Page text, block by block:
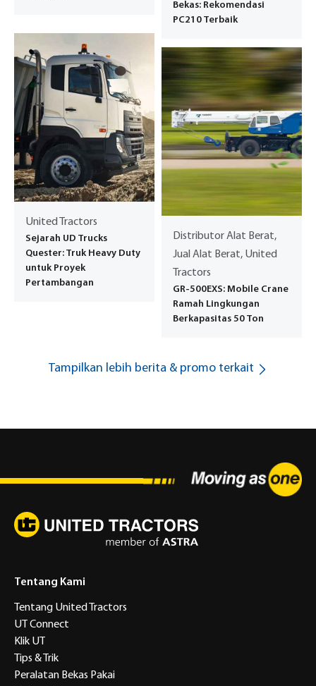
Bekas: Rekomendasi
PC210 Terbaik
United Tractors
Sejarah UD Trucks
Quester: Truk Heavy Duty
untuk Proyek
Pertambangan
Distributor Alat Berat,
Jual Alat Berat, United
Tractors
GR-500EXS: Mobile Crane
Ramah Lingkungan
Berkapasitas 50 Ton
Tampilkan lebih berita & promo terkait
Tentang Kami
Tentang United Tractors
UT Connect
Klik UT
Tips & Trik
Peralatan Bekas Pakai